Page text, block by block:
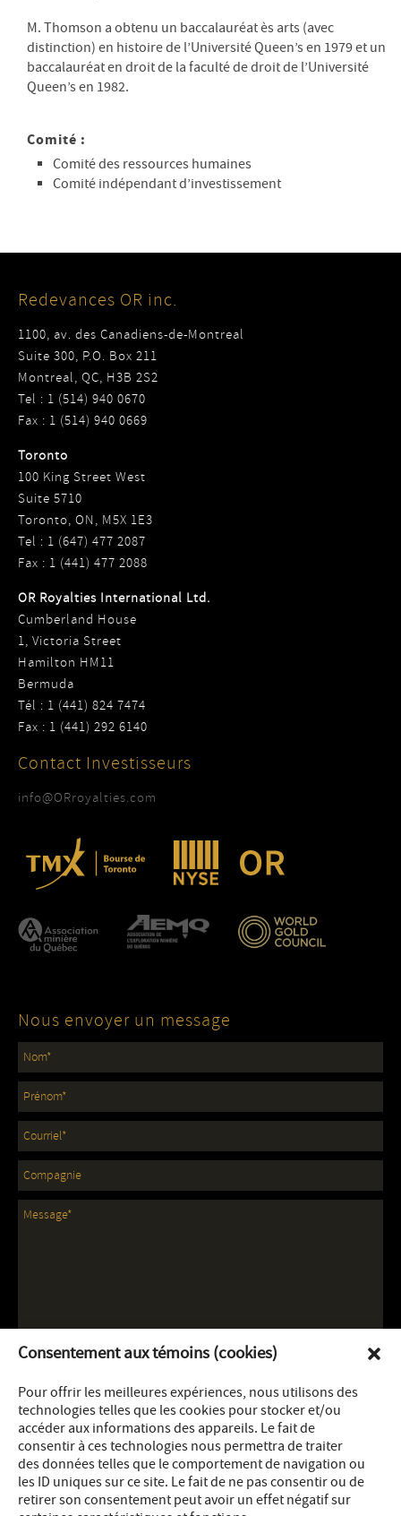
Consentement aux témoins (cookies)
Pour offrir les meilleures expériences, nous utilisons des
technologies telles que les cookies pour stocker et/ou
accéder aux informations des appareils. Le fait de
consentir à ces technologies nous permettra de traiter
des données telles que le comportement de navigation ou
les ID uniques sur ce site. Le fait de ne pas consentir ou de
retirer son consentement peut avoir un effet négatif sur
M. Thomson a obtenu un baccalauréat ès arts (avec
distinction) en histoire de l’Université Queen’s en 1979 et un
baccalauréat en droit de la faculté de droit de l’Université
Queen’s en 1982.
Comité :
Comité des ressources humaines
Comité indépendant d’investissement
Redevances OR inc.
1100, av. des Canadiens-de-Montreal
Suite 300, P.O. Box 211
Montreal, QC, H3B 2S2
Tel : 1 (514) 940 0670
Fax : 1 (514) 940 0669
Toronto
100 King Street West
Suite 5710
Toronto, ON, M5X 1E3
Tel : 1 (647) 477 2087
Fax : 1 (441) 477 2088
OR Royalties International Ltd.
Cumberland House
1, Victoria Street
Hamilton HM11
Bermuda
Tél : 1 (441) 824 7474
Fax : 1 (441) 292 6140
Contact Investisseurs
info@ORroyalties.com
Nous envoyer un message